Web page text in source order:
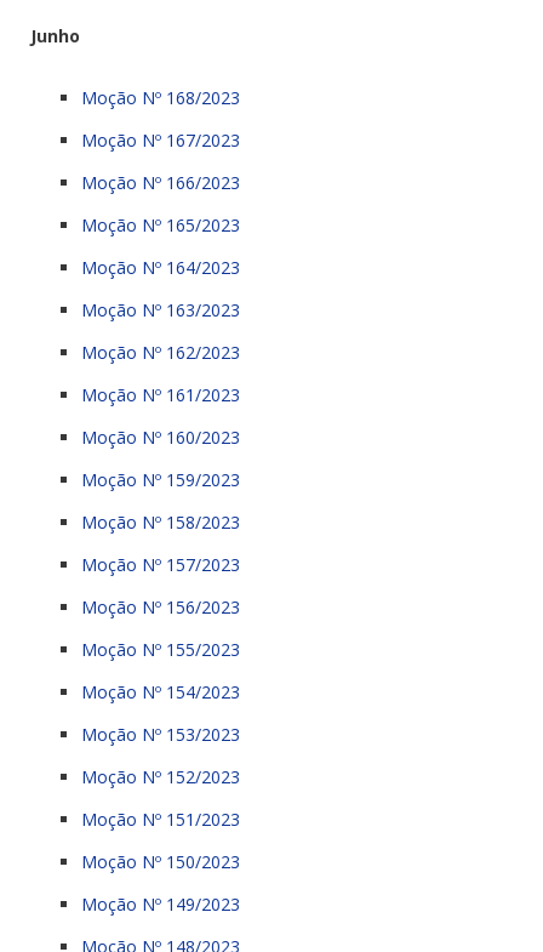
Junho
Moção Nº 168/2023
Moção Nº 167/2023
Moção Nº 166/2023
Moção Nº 165/2023
Moção Nº 164/2023
Moção Nº 163/2023
Moção Nº 162/2023
Moção Nº 161/2023
Moção Nº 160/2023
Moção Nº 159/2023
Moção Nº 158/2023
Moção Nº 157/2023
Moção Nº 156/2023
Moção Nº 155/2023
Moção Nº 154/2023
Moção Nº 153/2023
Moção Nº 152/2023
Moção Nº 151/2023
Moção Nº 150/2023
Moção Nº 149/2023
Moção Nº 148/2023